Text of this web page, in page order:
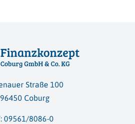
Straße 100
96450 Coburg
09561/8086-0